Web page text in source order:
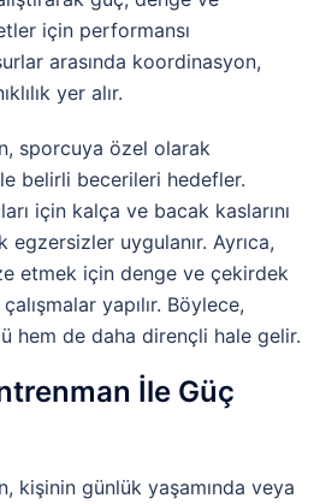
için performansı
arasında koordinasyon,
yer alır.
sporcuya özel olarak
belirli becerileri hedefler.
için kalça ve bacak kaslarını
uygulanır. Ayrıca,
etmek için denge ve çekirdek
yapılır. Böylece,
hem de daha dirençli hale gelir.
İle Güç
kişinin günlük yaşamında veya